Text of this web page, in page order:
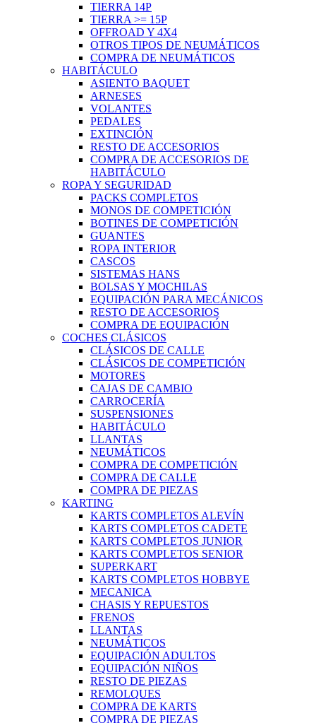
TIERRA 14P
TIERRA >= 15P
OFFROAD Y 4X4
OTROS TIPOS DE NEUMÁTICOS
COMPRA DE NEUMÁTICOS
HABITÁCULO
ASIENTO BAQUET
ARNESES
VOLANTES
PEDALES
EXTINCIÓN
RESTO DE ACCESORIOS
COMPRA DE ACCESORIOS DE
HABITÁCULO
ROPA Y SEGURIDAD
PACKS COMPLETOS
MONOS DE COMPETICIÓN
BOTINES DE COMPETICIÓN
GUANTES
ROPA INTERIOR
CASCOS
SISTEMAS HANS
BOLSAS Y MOCHILAS
EQUIPACIÓN PARA MECÁNICOS
RESTO DE ACCESORIOS
COMPRA DE EQUIPACIÓN
COCHES CLÁSICOS
CLÁSICOS DE CALLE
CLÁSICOS DE COMPETICIÓN
MOTORES
CAJAS DE CAMBIO
CARROCERÍA
SUSPENSIONES
HABITÁCULO
LLANTAS
NEUMÁTICOS
COMPRA DE COMPETICIÓN
COMPRA DE CALLE
COMPRA DE PIEZAS
KARTING
KARTS COMPLETOS ALEVÍN
KARTS COMPLETOS CADETE
KARTS COMPLETOS JUNIOR
KARTS COMPLETOS SENIOR
SUPERKART
KARTS COMPLETOS HOBBYE
MECANICA
CHASIS Y REPUESTOS
FRENOS
LLANTAS
NEUMÁTICOS
EQUIPACIÓN ADULTOS
EQUIPACIÓN NIÑOS
RESTO DE PIEZAS
REMOLQUES
COMPRA DE KARTS
COMPRA DE PIEZAS